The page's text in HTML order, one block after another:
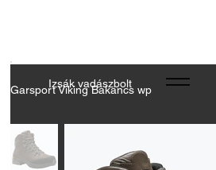
Izsák vadászbolt
Garsport Viking Bakancs wp